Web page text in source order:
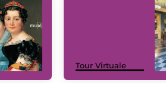
Tour Virtuale